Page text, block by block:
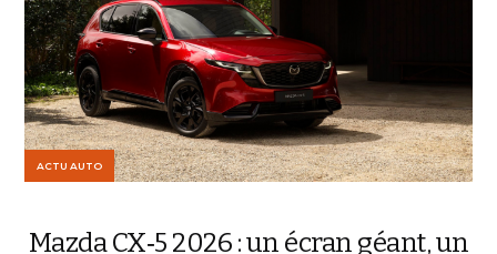
ACTU AUTO
Mazda CX‑5 2026 : un écran géant, un